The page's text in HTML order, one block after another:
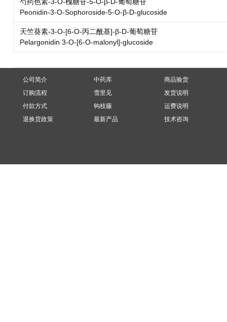
Peonidin-3-O-Sophoroside-5-O-β-D-glucoside
天竺葵素-3-O-[6-O-丙二酰基]-β-D-葡萄糖苷
Pelargonidin 3-O-[6-O-malonyl]-glucoside
公司简介
订购流程
付款方式
退换货政策
中药库
雪里见
钩枝藤
最新产品
商品验货
发货说明
运费说明
技术咨询